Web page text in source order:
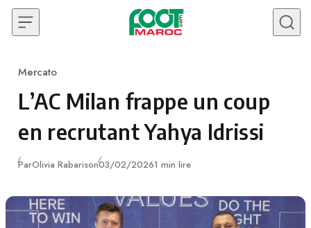
Skip to content
Category
Mercato
L’AC Milan frappe un coup
en recrutant Yahya Idrissi
ParOlivia RabarisonPublié
03/02/20261 min lire